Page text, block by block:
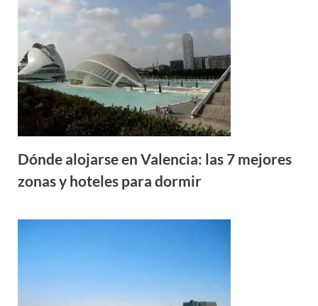
Dónde alojarse en Valencia: las 7 mejores
zonas y hoteles para dormir